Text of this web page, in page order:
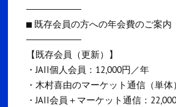
――――――――――
■ 既存会員の方への年会費のご案内
――――――――――
【既存会員（更新）】
・JAII個人会員：12,000円／年
・木村喜由のマーケット通信（単
・JAII会員＋マーケット通信：